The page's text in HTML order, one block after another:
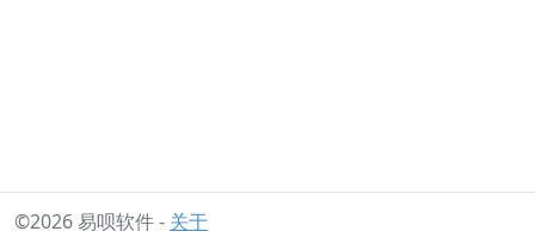
©2026 易呗软件 - 关于